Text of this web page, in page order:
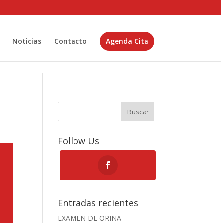
Noticias Contacto Agenda Cita
Buscar
Follow Us
Entradas recientes
EXAMEN DE ORINA